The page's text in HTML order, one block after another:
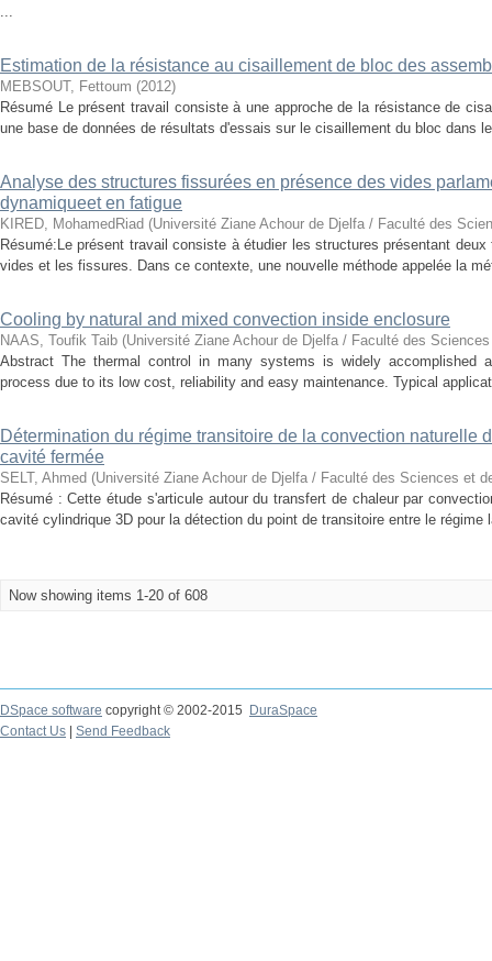
...
Estimation de la résistance au cisaillement de bloc des
MEBSOUT, Fettoum (2012)
Résumé Le présent travail consiste à une approche de la résistance de
une base de données de résultats d'essais sur le cisaillement du bloc dans
Analyse des structures fissurées en présence des vides
dynamiqueet en fatigue
KIRED, MohamedRiad (Université Ziane Achour de Djelfa / Faculté des
Résumé:Le présent travail consiste à étudier les structures présentant
vides et les fissures. Dans ce contexte, une nouvelle méthode appelée la
Cooling by natural and mixed convection inside enclosure
NAAS, Toufik Taib (Université Ziane Achour de Djelfa / Faculté des
Abstract The thermal control in many systems is widely accomplished
process due to its low cost, reliability and easy maintenance. Typical
Détermination du régime transitoire de la convection naturelle
cavité fermée
SELT, Ahmed (Université Ziane Achour de Djelfa / Faculté des Sciences et
Résumé : Cette étude s'articule autour du transfert de chaleur par
cavité cylindrique 3D pour la détection du point de transitoire entre le régime
Now showing items 1-20 of 608
DSpace software copyright © 2002-2015
DuraSpace
Contact Us
Send Feedback